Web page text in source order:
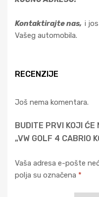
Kontaktirajte nas, i
Vašeg automobila.
RECENZIJE
Još nema komentara.
BUDITE PRVI KOJI
„VW GOLF 4 CABRIO
Vaša adresa e-pošte
polja su označena *